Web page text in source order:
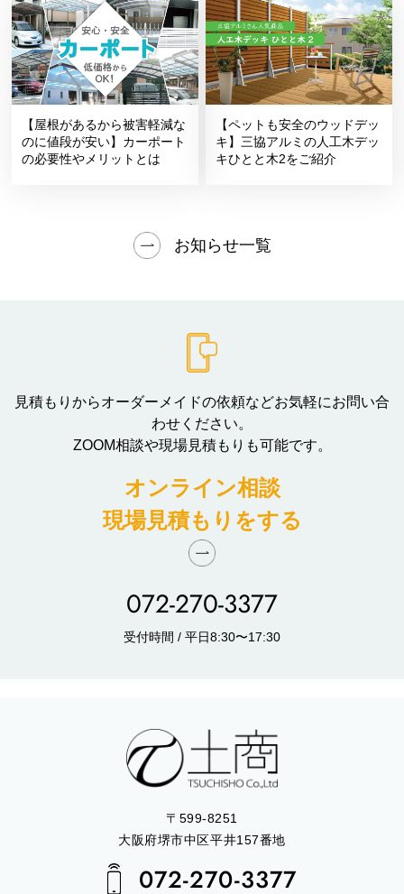
【屋根があるから被害軽減な
のに値段が安い】カーポート
の必要性やメリットとは
【ペットも安全のウッドデッ
キ】三協アルミの人工木デッ
キひとと木2をご紹介
お知らせ一覧
見積もりからオーダーメイドの依頼などお気軽にお問い合
わせください。
ZOOM相談や現場見積もりも可能です。
オンライン相談
現場見積もりをする
072-270-3377
受付時間 / 平日8:30〜17:30
〒599-8251
大阪府堺市中区平井157番地
072-270-3377